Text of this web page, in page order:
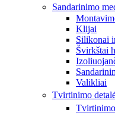
Sandarinimo
Klijai
Silikonai
Švirkštai
Valikliai
Tvirtinimo